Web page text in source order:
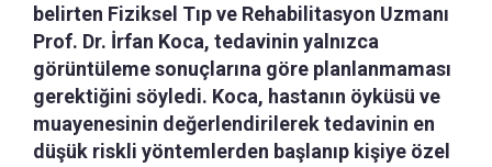
belirten Fiziksel Tıp ve Rehabilitasyon Uzmanı
Prof. Dr. İrfan Koca, tedavinin yalnızca
görüntüleme sonuçlarına göre planlanmaması
gerektiğini söyledi. Koca, hastanın öyküsü ve
muayenesinin değerlendirilerek tedavinin en
düşük riskli yöntemlerden başlanıp kişiye özel